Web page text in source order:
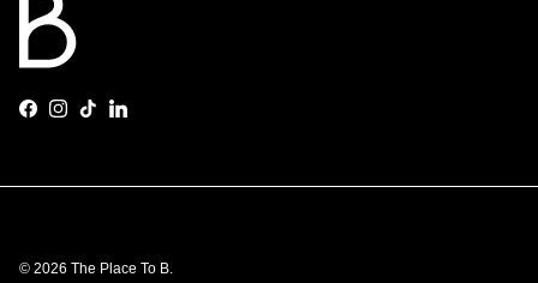
Facebook
Instagram
TikTokLinkedIn
© 2026 The Place To B.